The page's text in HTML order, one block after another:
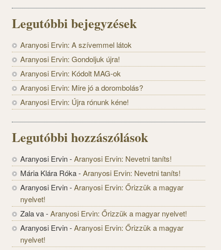
Legutóbbi bejegyzések
Aranyosi Ervin: A szívemmel látok
Aranyosi Ervin: Gondoljuk újra!
Aranyosi Ervin: Kódolt MAG-ok
Aranyosi Ervin: Mire jó a dorombolás?
Aranyosi Ervin: Újra rónunk kéne!
Legutóbbi hozzászólások
Aranyosi Ervin-Aranyosi Ervin: Nevetni taníts!
Mária Klára Róka-Aranyosi Ervin: Nevetni taníts!
Aranyosi Ervin-Aranyosi Ervin: Őrizzük a magyar
nyelvet!
Zala va-Aranyosi Ervin: Őrizzük a magyar nyelvet!
Aranyosi Ervin-Aranyosi Ervin: Őrizzük a magyar
nyelvet!